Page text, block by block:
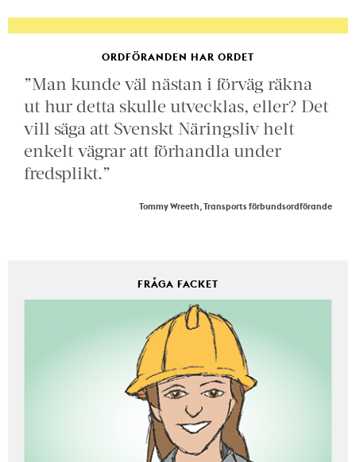
ORDFÖRANDEN HAR ORDET
”Man kunde väl nästan i förväg räkna
ut hur detta skulle utvecklas, eller? Det
vill säga att Svenskt Näringsliv helt
enkelt vägrar att förhandla under
fredsplikt.”
Tommy Wreeth, Transports förbundsordförande
FRÅGA FACKET